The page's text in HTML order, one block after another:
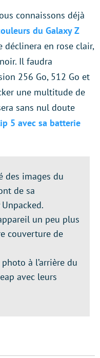
connaissons déjà
du Galaxy Z
déclinera en rose clair,
Il faudra
256 Go, 512 Go et
une multitude de
sans nul doute
5 avec sa batterie
des images du
de sa
un peu plus
couverture de
à l’arrière du
avec leurs